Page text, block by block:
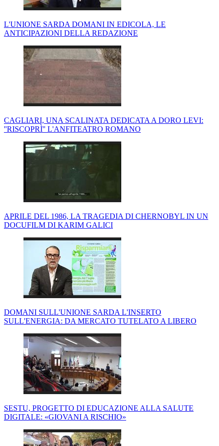
L'UNIONE SARDA DOMANI IN EDICOLA, LE
ANTICIPAZIONI DELLA REDAZIONE
CAGLIARI, UNA SCALINATA DEDICATA A DORO LEVI:
''RISCOPRÌ'' L'ANFITEATRO ROMANO
APRILE DEL 1986, LA TRAGEDIA DI CHERNOBYL IN UN
DOCUFILM DI KARIM GALICI
DOMANI SULL'UNIONE SARDA L'INSERTO
SULL'ENERGIA: DA MERCATO TUTELATO A LIBERO
SESTU, PROGETTO DI EDUCAZIONE ALLA SALUTE
DIGITALE: «GIOVANI A RISCHIO»